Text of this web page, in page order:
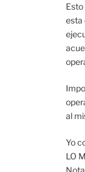
esta
al
Yo
LO